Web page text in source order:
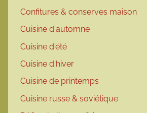
Confitures & conserves maison
Cuisine d'automne
Cuisine d'été
Cuisine d'hiver
Cuisine de printemps
Cuisine russe & soviétique